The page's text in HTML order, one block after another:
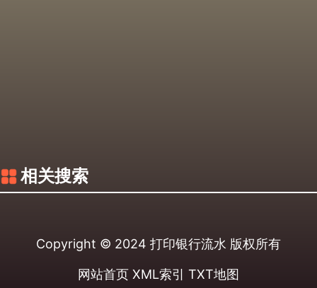
相关搜索
Copyright © 2024 打印银行流水 版权所有
网站首页 XML索引 TXT地图